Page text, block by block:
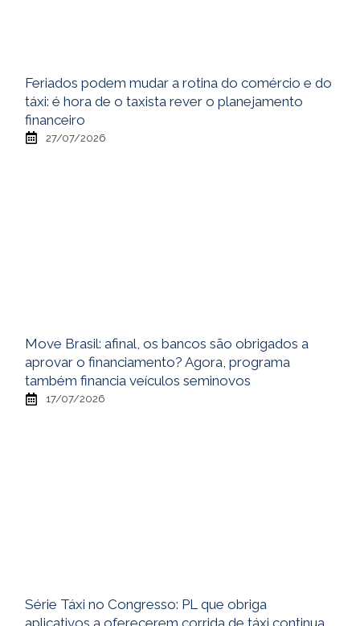
Feriados podem mudar a rotina do comércio e do
táxi: é hora de o taxista rever o planejamento
financeiro
27/07/2026
Move Brasil: afinal, os bancos são obrigados a
aprovar o financiamento? Agora, programa
também financia veículos seminovos
17/07/2026
Série Táxi no Congresso: PL que obriga